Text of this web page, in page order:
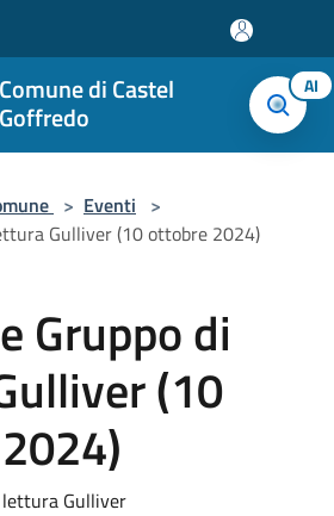
Comune di Castel
Goffredo
AI
> Eventi >
Gulliver (10 ottobre 2024)
Gruppo di
(10
lettura Gulliver